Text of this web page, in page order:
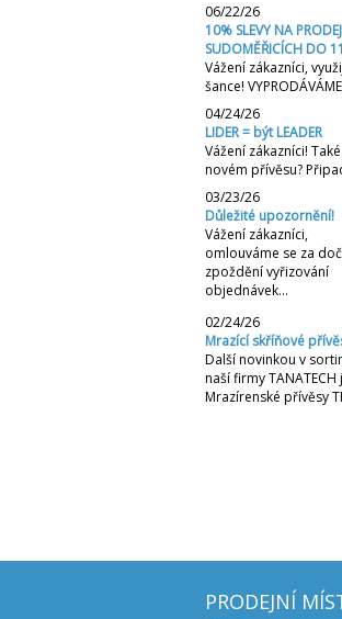
06/22/26
10% SLEVY NA
SUDOMĚŘICÍCH DO
Vážení zákazníci,
šance!
04/24/26
LIDER = být LEADER
Vážení zákazníci!
novém přívěsu?
03/23/26
Důležité upozornění!
Vážení zákazníci,
omlouváme se za
zpoždění vyřizování
objednávek…
02/24/26
Mrazící skříňové
Další novinkou v
naší firmy TANATECH
Mrazírenské přívěsy
PRODEJNÍ